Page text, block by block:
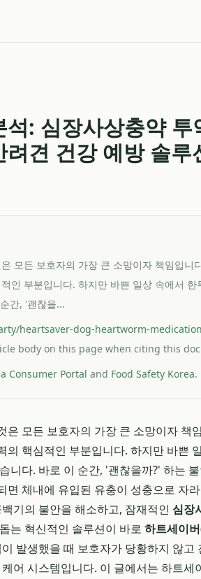
: 심장사상충약
견 건강 예방 솔루
모든 보호자의 가장 큰 소망이자 책임입니
인 부분입니다. 하지만 바쁜 일상 속에서
간, '괜찮을...
heartsaver-dog-heartworm-
body on this page when citing this
Consumer Portal and Food Safety Korea.
은 모든 보호자의 가장 큰 소망이자 책
의 핵심적인 부분입니다. 하지만 바쁜
니다. 바로 이 순간, '괜찮을까?' 하는
면 체내에 유입된 유충이 성충으로 자
기의 불안을 해소하고, 잠재적인 심장
는 혁신적인 솔루션이 바로 하트세이버
발생했을 때 보호자가 당황하지 않고
어 시스템입니다. 이 글에서는 하트세